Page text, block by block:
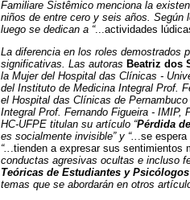
Familiare Sistêmico menciona la
niños de entre cero y seis años. Según
luego se dedican a “...actividades
La diferencia en los roles demostrados
significativas. Las autoras Beatriz dos
la Mujer del Hospital das Clínicas -
del Instituto de Medicina Integral Prof.
el Hospital das Clínicas de
Integral Prof. Fernando Figueira -
HC-UFPE titulan su artículo “Pérdida
es socialmente invisible” y “.. .se espera
“.. .tienden a expresar sus sentimientos
conductas agresivas ocultas e incluso
Teóricas de Estudiantes y
temas que se abordarán en otros